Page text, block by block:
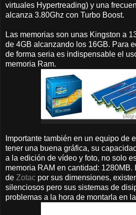
virtuales Hypertreading) y una
alcanza 3.80Ghz con Turbo Boost.
Las memorias son unas Kingston a
de 4GB alcanzando los 16GB. Para
de forma seria es indispensable el
memoria Ram.
Importante también en un equipo de
tener una buena gráfica, su
a la edición de vídeo y foto, no solo
memoria RAM en cantidad:
de Zotac por sus dimensiones,
silenciosos pero sus sistemas de
problemas a la hora de montarla en